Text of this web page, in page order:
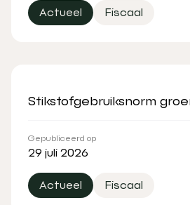
Actueel Fiscaal
Stikstofgebruiksnorm
Gepubliceerd op
29 juli 2026
Actueel Fiscaal